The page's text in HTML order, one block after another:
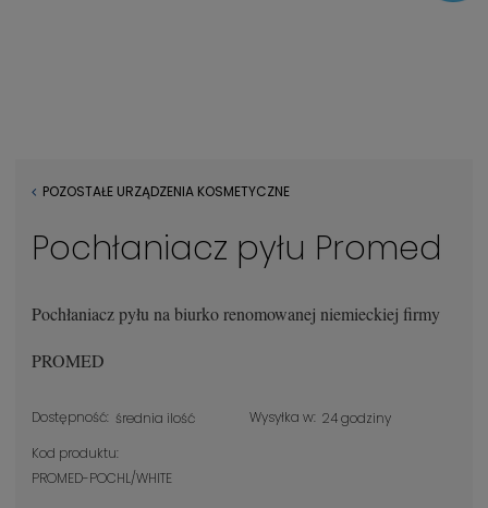
POZOSTAŁE URZĄDZENIA KOSMETYCZNE
Pochłaniacz pyłu Promed
Pochłaniacz pyłu na biurko renomowanej niemieckiej firmy
PROMED
Dostępność: średnia ilość Wysyłka w: 24 godziny
Kod produktu:
PROMED-POCHL/WHITE